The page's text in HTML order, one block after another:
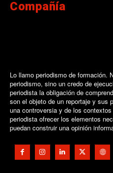
Compañía
Lo llamo periodismo de formación.
periodismo, sino un credo de
periodista la obligación de
son el objeto de un reportaje y sus
una controversia y de los
periodista ofrecer los elementos
puedan construir una opinión